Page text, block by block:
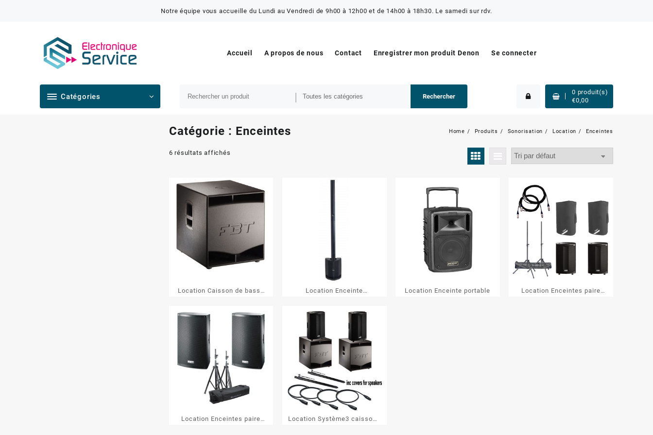
Notre équipe vous accueille du Lundi au Vendredi de 9h00 à 12h00 et de 14h00 à 18h30. Le samedi sur rdv.
Accueil A propos de nous Contact Enregistrer mon produit Denon Se connecter
Catégories Rechercher
0 produit(s)
€0,00
Catégorie : Enceintes Home Produits Sonorisation Location Enceintes
6 résultats affichés
Location Caisson de basse
Location Enceinte
Location Enceinte portable
Location Enceintes paire
Location Enceintes paire
Location Système3 caissons